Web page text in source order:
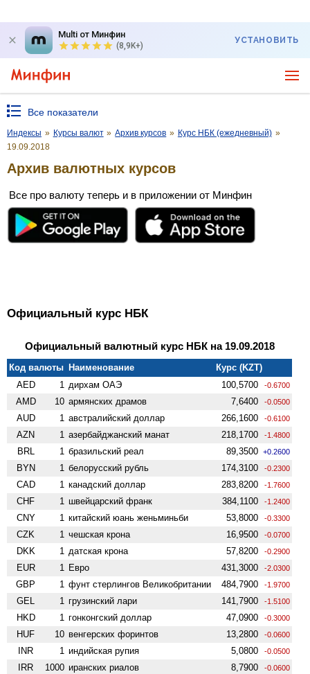
Multi от Минфин
(8,9K+)
УСТАНОВИТЬ
Все показатели
Индексы » Курсы валют » Архив курсов » Курс НБК (ежедневный) »
19.09.2018
Архив валютных курсов
Все про валюту теперь и в приложении от Минфин
Официальный курс НБК
Официальный валютный курс НБК на 19.09.2018
Код валюты Наименование
Курс (KZT)
AED
1 дирхам ОАЭ 100,5700 -0.6700
AMD 10 армянских драмов 7,6400 -0.0500
AUD 1 австралийский доллар 266,1600 -0.6100
AZN 1 азербайджанский манат 218,1700 -1.4800
BRL 1 бразильский реал 89,3500 +0.2600
BYN 1 белорусский рубль 174,3100 -0.2300
CAD 1 канадский доллар 283,8200 -1.7600
CHF 1 швейцарский франк 384,1100 -1.2400
CNY 1 китайский юань женьминьби 53,8000 -0.3300
CZK 1 чешская крона 16,9500 -0.0700
DKK 1 датская крона 57,8200 -0.2900
EUR 1 Евро 431,3000 -2.0300
GBP 1 фунт стерлингов Велико­британии 484,7900 -1.9700
GEL 1 грузинский лари 141,7900 -1.5100
HKD 1 гонконгский доллар 47,0900 -0.3000
HUF 10 венгерских форинтов 13,2800 -0.0600
INR 1 индийская рупия 5,0800 -0.0500
IRR 1000 иранских риалов 8,7900 -0.0600